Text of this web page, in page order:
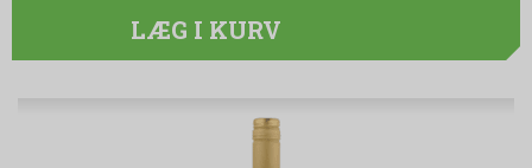
LÆG I KURV